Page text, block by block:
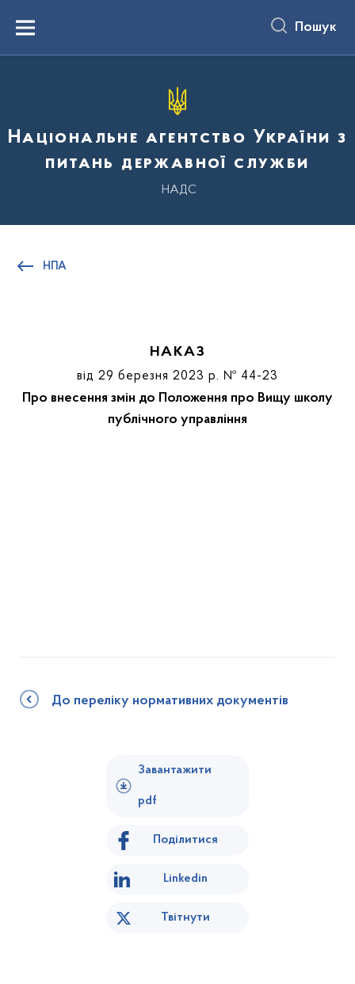
вмістуMenu Пошук
Національне агентство України з
питань державної служби
НАДС
НПА
НАКАЗ
від 29 березня 2023 р. № 44-23
Про внесення змін до Положення про Вищу школу
публічного управління
До переліку нормативних документів
Завантажити
pdf
Поділитися
Linkedin
Твітнути